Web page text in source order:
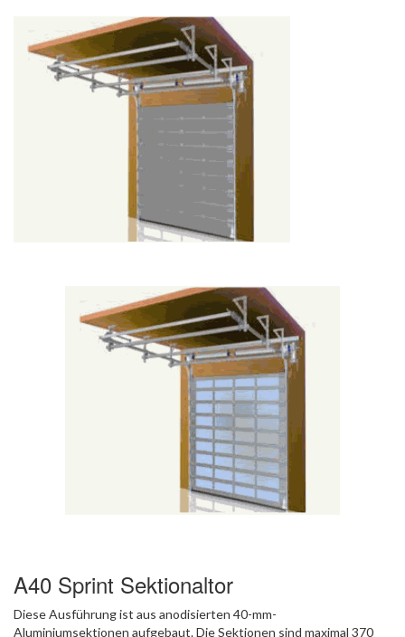
A40 Sprint Sektionaltor
Diese Ausführung ist aus anodisierten 40-mm-
Aluminiumsektionen aufgebaut. Die Sektionen sind maximal 370